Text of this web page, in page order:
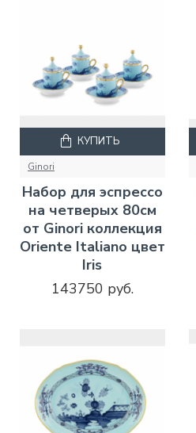
Ginori
Набор для эспрессо
на четверых 80см
от Ginori коллекция
Oriente Italiano цвет
Iris
143750 руб.
КУПИТЬ